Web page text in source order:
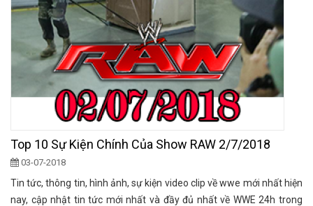
Top 10 Sự Kiện Chính Của Show RAW 2/7/2018
03-07-2018
Tin tức, thông tin, hình ảnh, sự kiện video clip về wwe mới nhất hiện
nay, cập nhật tin tức mới nhất và đầy đủ nhất về WWE 24h trong